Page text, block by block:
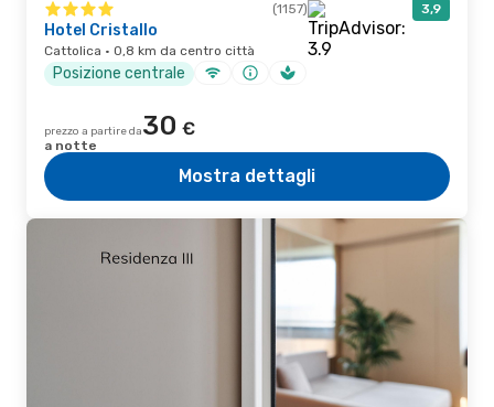
(1157) 3,9
Hotel Cristallo
Cattolica · 0,8 km da centro città
Posizione centrale
prezzo a partire da30 €
a notte
Mostra dettagli